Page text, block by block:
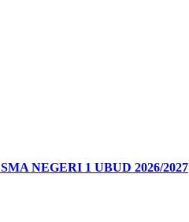
NEGERI 1 UBUD 2026/2027